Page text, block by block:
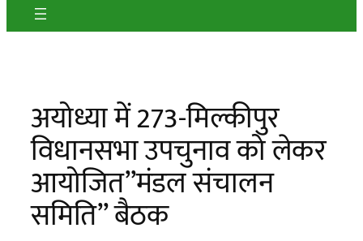
अयोध्या में 273-मिल्कीपुर
विधानसभा उपचुनाव को लेकर
आयोजित”मंडल संचालन
समिति” बैठक